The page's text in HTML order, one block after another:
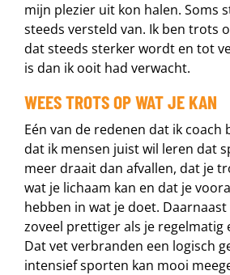
mijn plezier uit kon halen. Soms
steeds versteld van. Ik ben trots
dat steeds sterker wordt en tot
is dan ik ooit had verwacht.
WEES TROTS OP WAT JE KAN
Eén van de redenen dat ik coach
dat ik mensen juist wil leren dat
meer draait dan afvallen, dat je
wat je lichaam kan en dat je
hebben in wat je doet. Daarnaast
zoveel prettiger als je regelmatig
Dat vet verbranden een logisch
intensief sporten kan mooi